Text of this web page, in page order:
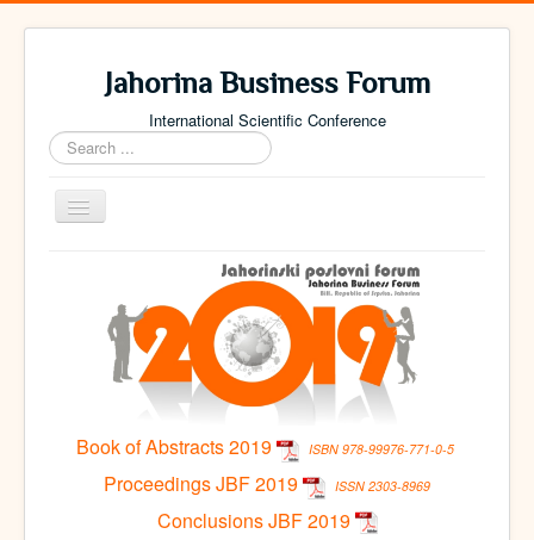
Jahorina Business Forum
International Scientific Conference
Search
...
Toggle
Navigation
Archive
Contact
Book of Abstracts 2019 ISBN 978-99976-771-0-5
Proceedings JBF 2019 ISSN 2303-8969
Conclusions JBF 2019